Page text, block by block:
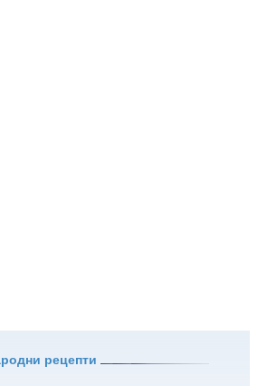
рецепти